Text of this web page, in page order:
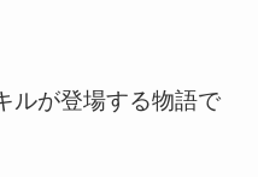
ルが登場する物語で